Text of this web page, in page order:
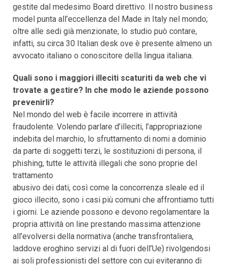
gestite dal medesimo Board direttivo. Il nostro business
model punta all’eccellenza del Made in Italy nel mondo;
oltre alle sedi già menzionate, lo studio può contare,
infatti, su circa 30 Italian desk ove è presente almeno un
avvocato italiano o conoscitore della lingua italiana.
Quali sono i maggiori illeciti scaturiti da web che vi
trovate a gestire? In che modo le aziende possono
prevenirli?
Nel mondo del web è facile incorrere in attività
fraudolente. Volendo parlare d’illeciti, l’appropriazione
indebita del marchio, lo sfruttamento di nomi a dominio
da parte di soggetti terzi, le sostituzioni di persona, il
phishing, tutte le attività illegali che sono proprie del
trattamento
abusivo dei dati, così come la concorrenza sleale ed il
gioco illecito, sono i casi più comuni che affrontiamo tutti
i giorni. Le aziende possono e devono regolamentare la
propria attività on line prestando massima attenzione
all’evolversi della normativa (anche transfrontaliera,
laddove eroghino servizi al di fuori dell’Ue) rivolgendosi
ai soli professionisti del settore con cui eviteranno di